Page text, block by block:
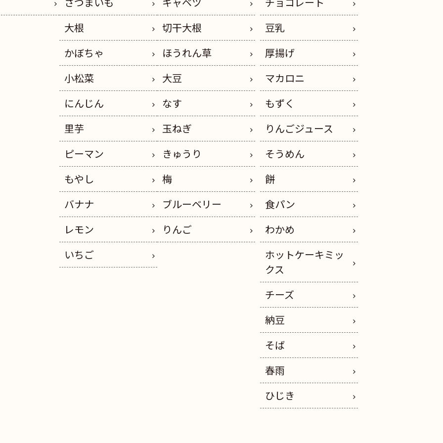
大根
切干大根
かぼちゃ
ほうれん草
小松菜
大豆
にんじん
なす
里芋
玉ねぎ
ピーマン
きゅうり
もやし
梅
バナナ
ブルーベリー
レモン
りんご
いちご
豆乳
厚揚げ
マカロニ
もずく
りんごジュース
そうめん
餅
食パン
わかめ
ホットケーキミッ
クス
チーズ
納豆
そば
春雨
ひじき